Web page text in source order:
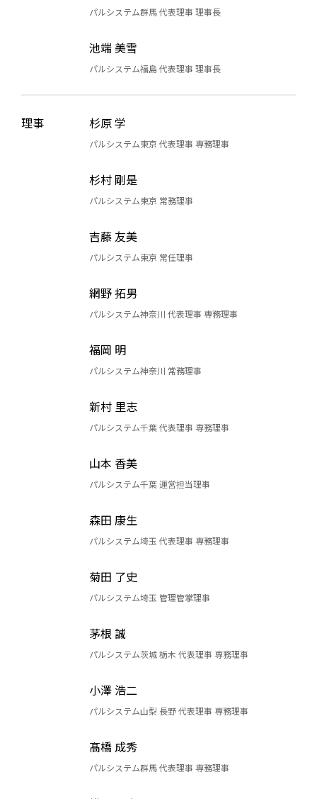
パルシステム群馬 代表理事 理事長
池端 美雪
パルシステム福島 代表理事 理事長
理事 杉原 学
パルシステム東京 代表理事 専務理事
杉村 剛是
パルシステム東京 常務理事
吉藤 友美
パルシステム東京 常任理事
網野 拓男
パルシステム神奈川 代表理事 専務理事
福岡 明
パルシステム神奈川 常務理事
新村 里志
パルシステム千葉 代表理事 専務理事
山本 香美
パルシステム千葉 運営担当理事
森田 康生
パルシステム埼玉 代表理事 専務理事
菊田 了史
パルシステム埼玉 管理管掌理事
茅根 誠
パルシステム茨城 栃木 代表理事 専務理事
小澤 浩二
パルシステム山梨 長野 代表理事 専務理事
髙橋 成秀
パルシステム群馬 代表理事 専務理事